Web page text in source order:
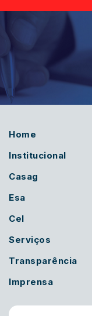
Home
Institucional
Casag
Esa
Cel
Serviços
Transparência
Imprensa